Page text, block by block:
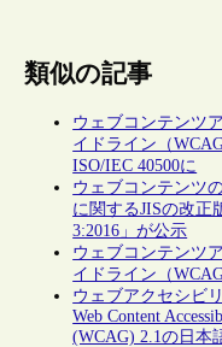
類似の記事
ウェブコンテンツ
イドライン（
ISO/IEC 40500に
ウェブコンテンツ
に関するJISの改正
3:2016」が公示
ウェブコンテンツ
イドライン（
ウェブアクセシビ
Web Content
(WCAG) 2.1の日本